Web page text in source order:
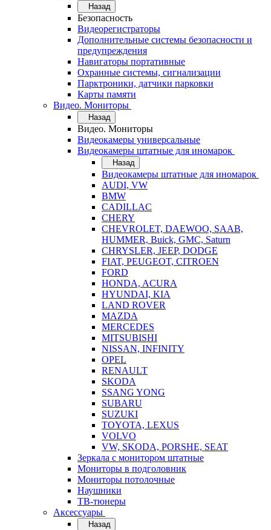
Назад
Безопасность
Видеорегистраторы
Дополнительные системы безопасности и
предупреждения
Навигаторы портативные
Охранные системы, сигнализации
Парктроники, датчики парковки
Карты памяти
Видео. Мониторы
Назад
Видео. Мониторы
Видеокамеры универсальные
Видеокамеры штатные для иномарок
Назад
Видеокамеры штатные для иномарок
AUDI, VW
BMW
CADILLAC
CHERY
CHEVROLET, DAEWOO, SAAB,
HUMMER, Buick, GMC, Saturn
CHRYSLER, JEEP, DODGE
FIAT, PEUGEOT, CITROEN
FORD
HONDA, ACURA
HYUNDAI, KIA
LAND ROVER
MAZDA
MERCEDES
MITSUBISHI
NISSAN, INFINITY
OPEL
RENAULT
SKODA
SSANG YONG
SUBARU
SUZUKI
TOYOTA, LEXUS
VOLVO
VW, SKODA, PORSHE, SEAT
Зеркала с монитором штатные
Мониторы в подголовник
Мониторы потолочные
Наушники
ТВ-тюнеры
Аксессуары
Назад